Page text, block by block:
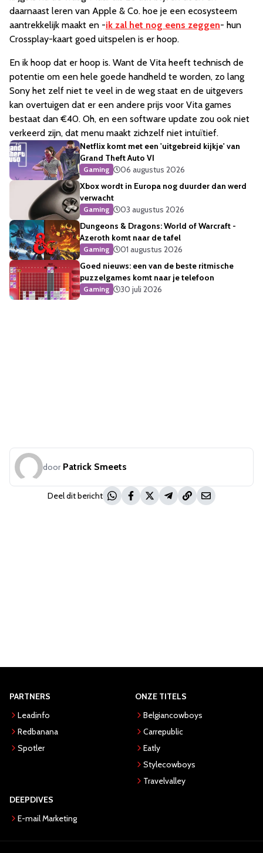
daarnaast leren van Apple & Co. hoe je een ecosysteem
aantrekkelijk maakt en -ik zal het nog eens zeggen- hun
Crossplay-kaart goed uitspelen is er hoop.
En ik hoop dat er hoop is. Want de Vita heeft technisch de
potentie om een hele goede handheld te worden, zo lang
Sony het zelf niet te veel in de weg staat en de uitgevers
kan overtuigen dat er een andere prijs voor Vita games
bestaat dan €40. Oh, en een software update zou ook niet
verkeerd zijn, dat menu maakt zichzelf niet intuïtief.
Netflix komt met een 'uitgebreid kijkje' van
Grand Theft Auto VI
Gaming
06 augustus 2026
Xbox wordt in Europa nog duurder dan werd
verwacht
Gaming
03 augustus 2026
Dungeons & Dragons: World of Warcraft -
Azeroth komt naar de tafel
Gaming
01 augustus 2026
Goed nieuws: een van de beste ritmische
puzzelgames komt naar je telefoon
Gaming 30 juli 2026
door Patrick Smeets
Deel dit bericht
PARTNERS
Leadinfo
Redbanana
Spotler
ONZE TITELS
Belgiancowboys
Carrepublic
Eatly
Stylecowboys
Travelvalley
DEEPDIVES
E-mail Marketing